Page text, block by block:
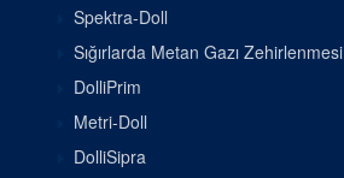
Spektra-Doll
Sığırlarda Metan Gazı Zehirlenmesi
DolliPrim
Metri-Doll
DolliSipra